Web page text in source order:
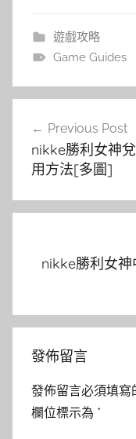
遊戲攻略
Game Guides
導
覽
Previous Post
nikke勝利女神
用方法[多圖]
nikke勝利女
發佈留言
發佈留言必須填寫
欄位標示為 *